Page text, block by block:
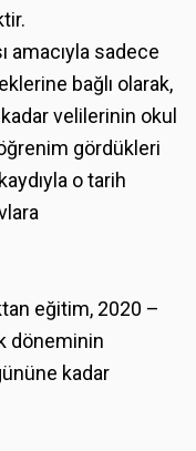
amacıyla sadece
bağlı olarak,
velilerinin okul
gördükleri
o tarih
eğitim, 2020 –
döneminin
kadar